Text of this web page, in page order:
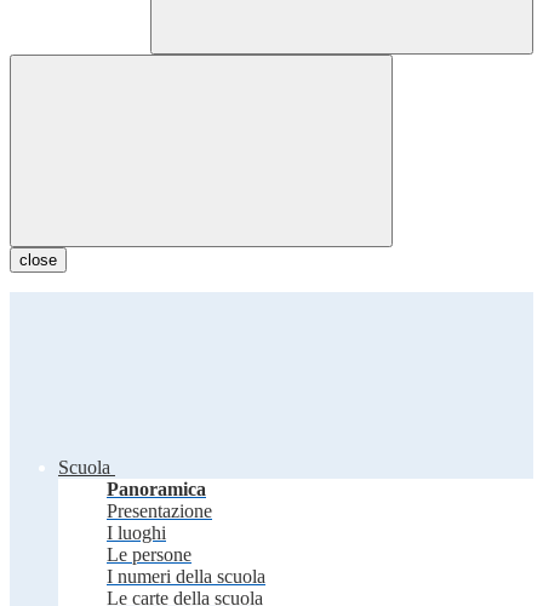
close
Scuola
Panoramica
Presentazione
I luoghi
Le persone
I numeri della scuola
Le carte della scuola